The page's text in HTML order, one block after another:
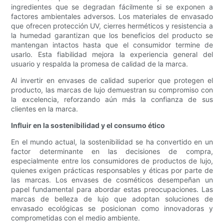
ingredientes que se degradan fácilmente si se exponen a
factores ambientales adversos. Los materiales de envasado
que ofrecen protección UV, cierres herméticos y resistencia a
la humedad garantizan que los beneficios del producto se
mantengan intactos hasta que el consumidor termine de
usarlo. Esta fiabilidad mejora la experiencia general del
usuario y respalda la promesa de calidad de la marca.
Al invertir en envases de calidad superior que protegen el
producto, las marcas de lujo demuestran su compromiso con
la excelencia, reforzando aún más la confianza de sus
clientes en la marca.
Influir en la sostenibilidad y el consumo ético
En el mundo actual, la sostenibilidad se ha convertido en un
factor determinante en las decisiones de compra,
especialmente entre los consumidores de productos de lujo,
quienes exigen prácticas responsables y éticas por parte de
las marcas. Los envases de cosméticos desempeñan un
papel fundamental para abordar estas preocupaciones. Las
marcas de belleza de lujo que adoptan soluciones de
envasado ecológicas se posicionan como innovadoras y
comprometidas con el medio ambiente.